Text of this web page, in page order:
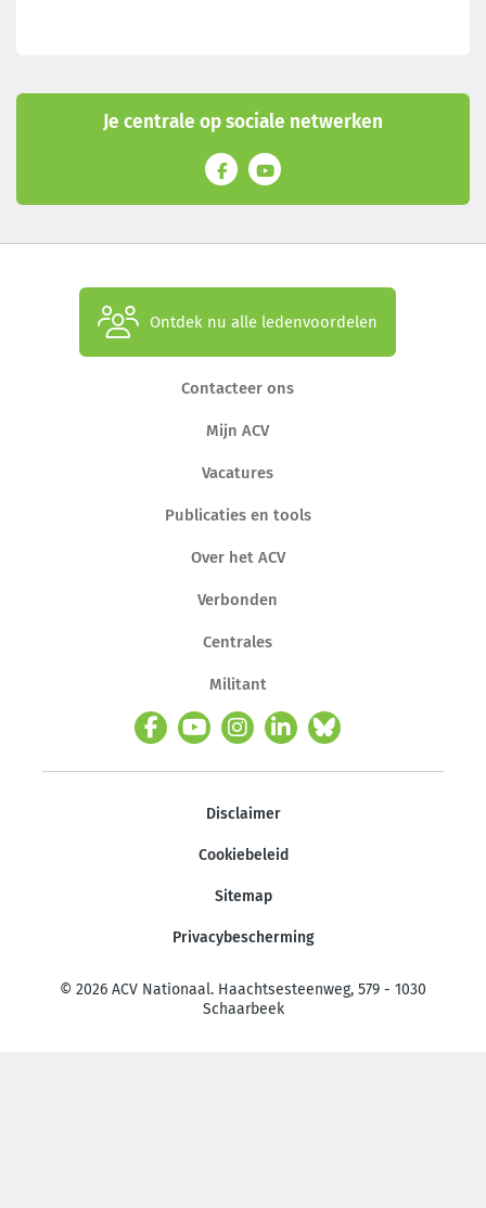
Je centrale op sociale netwerken
Ontdek nu alle ledenvoordelen
Contacteer ons
Mijn ACV
Vacatures
Publicaties en tools
Over het ACV
Verbonden
Centrales
Militant
Disclaimer
Cookiebeleid
Sitemap
Privacybescherming
© 2026 ACV Nationaal. Haachtsesteenweg, 579 - 1030
Schaarbeek